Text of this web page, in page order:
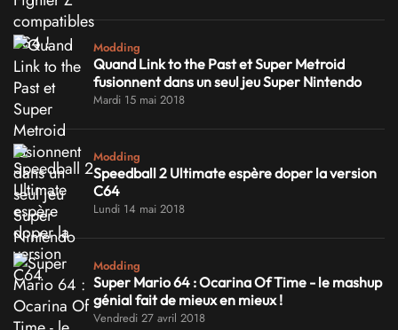
Modding
Quand Link to the Past et Super Metroid
fusionnent dans un seul jeu Super Nintendo
Mardi 15 mai 2018
Modding
Speedball 2 Ultimate espère doper la version
C64
Lundi 14 mai 2018
Modding
Super Mario 64 : Ocarina Of Time - le mashup
génial fait de mieux en mieux !
Vendredi 27 avril 2018